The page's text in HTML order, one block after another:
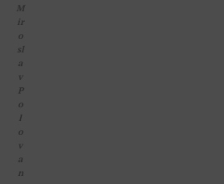
M
ir
o
sl
a
v
P
o
l
o
v
a
n